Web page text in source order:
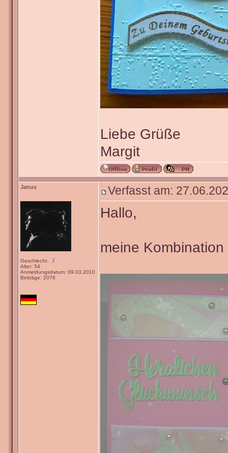
Liebe Grüße
Margit
Janus
Geschlecht:
Alter: 54
Anmeldungsdatum: 09.03.2010
Beiträge: 2076
Verfasst am:
Hallo,
meine